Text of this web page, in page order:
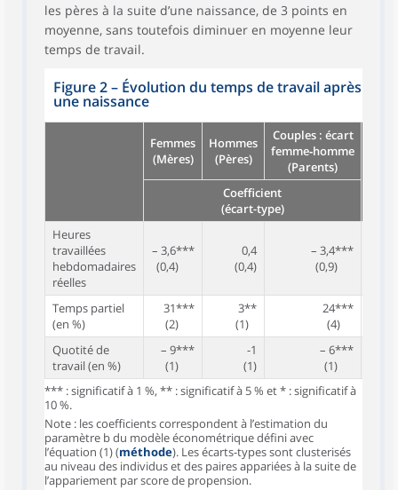
les pères à la suite d’une naissance, de 3 points en
moyenne, sans toutefois diminuer en moyenne leur
temps de travail.
Figure 2 – Évolution du temps de travail après
une naissance
Femmes
(Mères)
Hommes
(Pères)
Couples : écart
femme‑homme
(Parents)
Coefficient
(écart-type)
Heures
travaillées
hebdomadaires
réelles
– 3,6***
(0,4)
0,4
(0,4)
– 3,4***
(0,9)
Temps partiel
(en %)
31***
(2)
3**
(1)
24***
(4)
Quotité de
travail (en %)
– 9***
(1)
-1
(1)
– 6***
(1)
*** : significatif à 1 %, ** : significatif à 5 % et * : significatif à
10 %.
Note : les coefficients correspondent à l’estimation du
paramètre b du modèle économétrique défini avec
l’équation (1) (méthode). Les écarts-types sont clusterisés
au niveau des individus et des paires appariées à la suite de
l’appariement par score de propension.